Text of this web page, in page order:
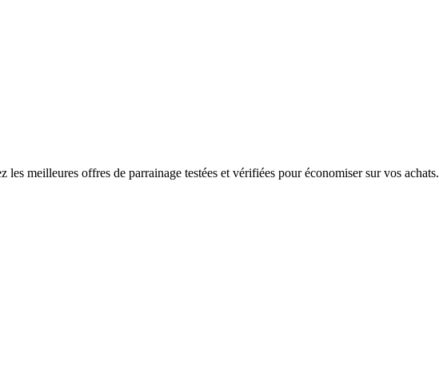
meilleures offres de parrainage testées et vérifiées pour économiser sur vos achats.